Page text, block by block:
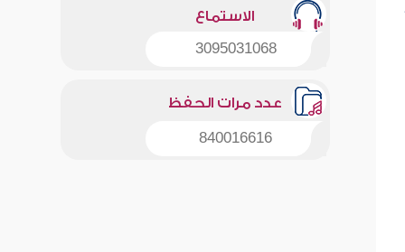
الاستماع
3095031068
عدد مرات الحفظ
840016616